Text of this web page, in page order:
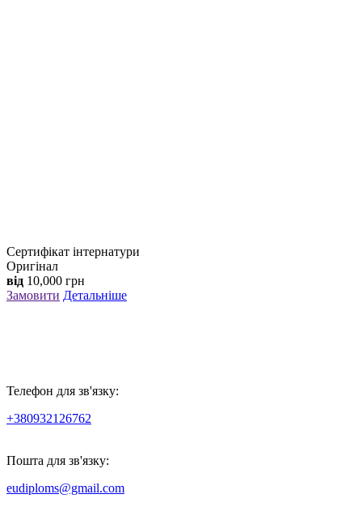
Сертифікат інтернатури
Оригінал
від 10,000 грн
Замовити Детальніше
Телефон для зв'язку:
+380932126762
Пошта для зв'язку:
eudiploms@gmail.com